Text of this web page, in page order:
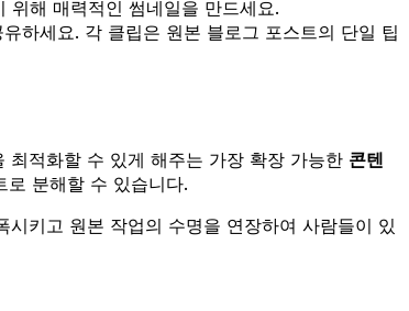
위해 매력적인 썸네일을 만드세요.
하세요. 각 클립은 원본 블로그 포스트의 단일 팁
적화할 수 있게 해주는 가장 확장 가능한 콘텐
분해할 수 있습니다.
키고 원본 작업의 수명을 연장하여 사람들이 있